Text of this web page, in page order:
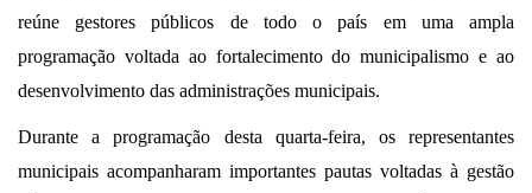
reúne gestores públicos de todo o país em uma ampla
programação voltada ao fortalecimento do municipalismo e ao
desenvolvimento das administrações municipais.
Durante a programação desta quarta-feira, os representantes
municipais acompanharam importantes pautas voltadas à gestão